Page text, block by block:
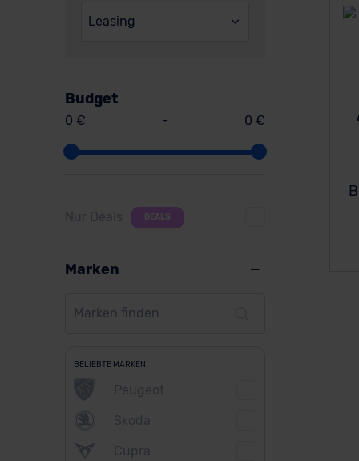
Leasing
Budget
0 € - 0 €
Nur Deals DEALS
Marken
BELIEBTE MARKEN
Peugeot
Skoda
Cupra